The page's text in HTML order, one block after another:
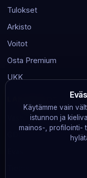
Tulokset
Arkisto
Voitot
Osta Premium
UKK
Vastuullinen
Käytämme vain
istunnon ja
mainos-, profilointi-